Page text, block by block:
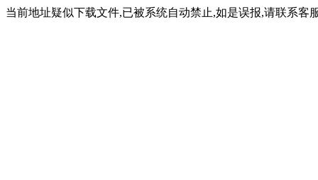
当前地址疑似下载文件,已被系统自动禁止,如是误报,请联系客